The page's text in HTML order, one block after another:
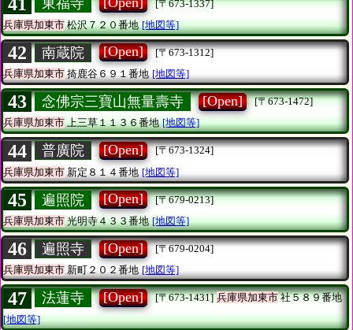
東福寺
[〒673-1337]
兵庫県加東市松沢７２０番地 [地図等]
42 南蔵院 [Open]
[〒673-1312]
兵庫県加東市掎鹿谷６９１番地 [地図等]
43 念佛宗三寶山無量壽寺 [Open]
[〒673-1472]
兵庫県加東市上三草１１３６番地 [地図等]
44 普廣院 [Open]
[〒673-1324]
兵庫県加東市 新定８１４番地 [地図等]
45 遍照院 [Open]
[〒679-0213]
兵庫県加東市光明寺４３３番地 [地図等]
46 遍照寺 [Open]
[〒679-0204]
兵庫県加東市新町２０２番地 [地図等]
47 法蓮寺 [Open] [〒673-1431] 兵庫県加東市社５８９番地
[地図等]